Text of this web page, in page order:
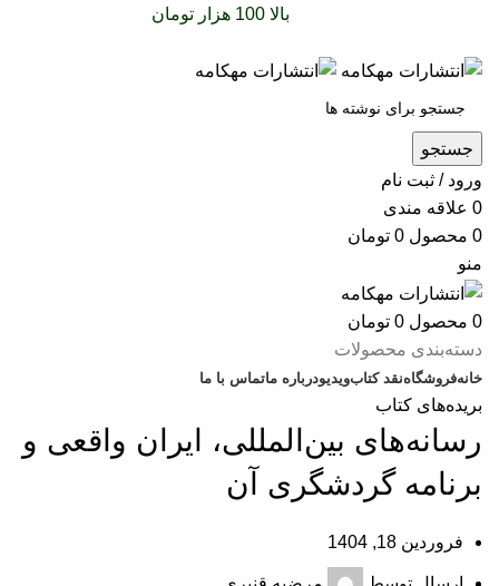
بالا 100 هزار تومان
جستجو
ورود / ثبت نام
0 علاقه مندی
0 محصول 0 تومان
منو
0 محصول 0 تومان
دسته‌بندی محصولات
خانهفروشگاهنقد کتابویدیودرباره‌ ماتماس با ما
بریده‌های کتاب
رسانه‌های بین‌المللی، ایران واقعی و
برنامه‌ گردشگری آن
فروردین 18, 1404